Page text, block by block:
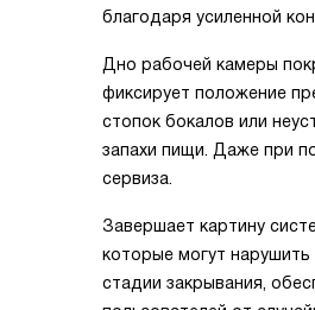
благодаря усиленной
Дно рабочей камеры
фиксирует положение
стопок бокалов или
запахи пищи. Даже при
сервиза.
Завершает картину
которые могут
стадии закрывания,